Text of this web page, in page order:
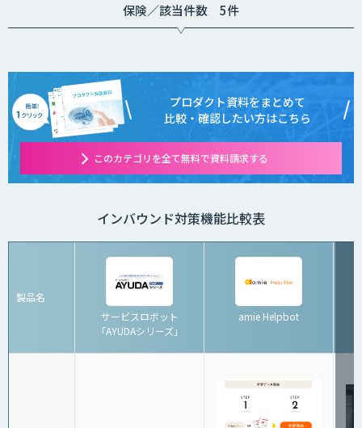
保険／該当件数 5件
プロダクト資料をまとめて
比較・確認したい方はこちら
このカテゴリを全て無料で資料請求する
インバウンド対策機能比較表
製品名
サービスロボット
「AYUDAシリーズ」
amie Helpbot